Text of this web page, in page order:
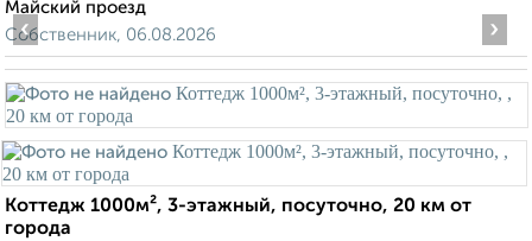
Майский проезд
Собственник, 06.08.2026
‹ ›
Коттедж 1000м², 3-этажный, посуточно, 20 км от
города